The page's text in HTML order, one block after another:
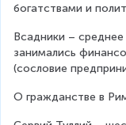
богатствами и
Всадники –
занимались
(сословие
О гражданстве в